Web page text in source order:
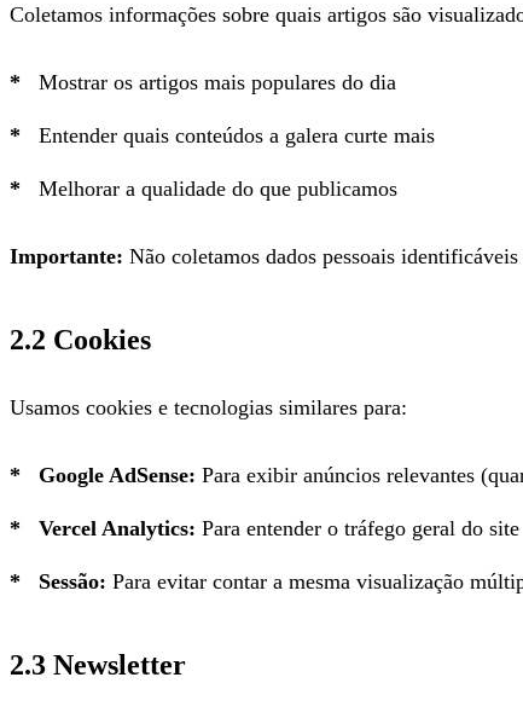
Coletamos informações sobre quais artigos são
Mostrar os artigos mais populares do dia
Entender quais conteúdos a galera curte mais
Melhorar a qualidade do que publicamos
Importante: Não coletamos dados pessoais
2.2 Cookies
Usamos cookies e tecnologias similares para:
Google AdSense: Para exibir anúncios relevantes
Vercel Analytics: Para entender o tráfego geral do site
Sessão: Para evitar contar a mesma visualização
2.3 Newsletter